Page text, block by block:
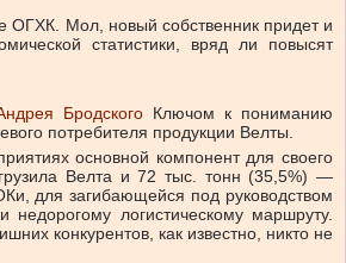
ОГХК. Мол, новый собственник придет и
статистики, вряд ли повысят
Бродского Ключом к пониманию
потребителя продукции Велты.
основной компонент для своего
Велта и 72 тыс. тонн (35,5%) —
для загибающейся под руководством
логистическому маршруту.
конкурентов, как известно, никто не